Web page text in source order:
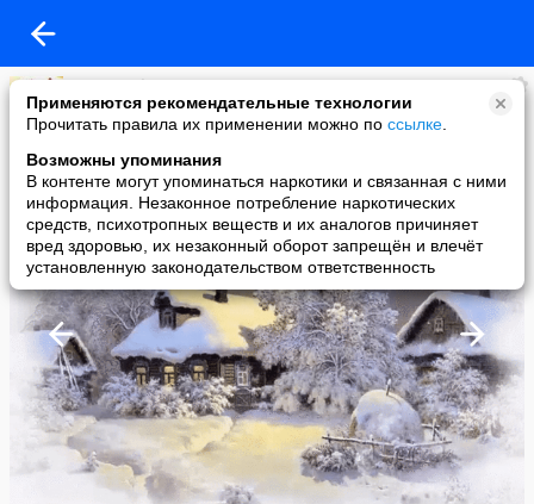
Применяются рекомендательные технологии
Прочитать правила их применении можно по ссылке
Возможны упоминания
В контенте могут упоминаться наркотики и связанная с ними
информация. Незаконное потребление наркотических
средств, психотропных веществ и их аналогов причиняет
вред здоровью, их незаконный оборот запрещён и влечёт
установленную законодательством ответственность
елена нефедова
added a photo
06 Dec в 23:58